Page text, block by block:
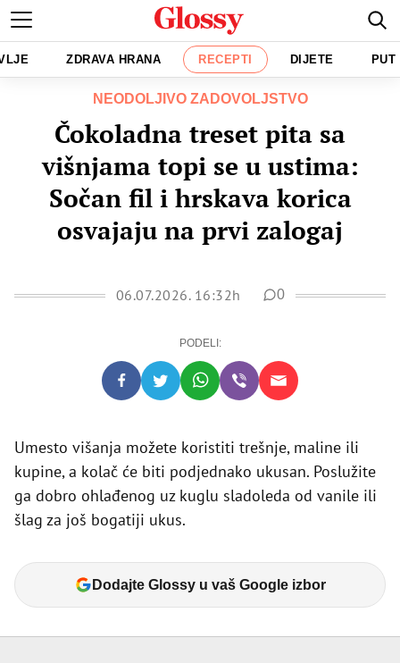
ZDRAVA HRANA RECEPTI DIJETE PUT
NEODOLJIVO ZADOVOLJSTVO
Čokoladna treset pita sa
višnjama topi se u ustima:
Sočan fil i hrskava korica
osvajaju na prvi zalogaj
06.07.2026. 16:32h 0
PODELI:
Umesto višanja možete koristiti trešnje, maline ili
kupine, a kolač će biti podjednako ukusan. Poslužite
ga dobro ohlađenog uz kuglu sladoleda od vanile ili
šlag za još bogatiji ukus.
Dodajte Glossy u vaš Google izbor